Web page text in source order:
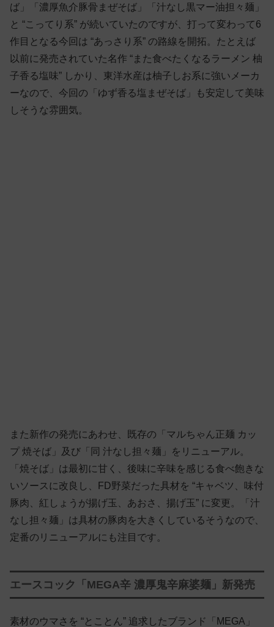
ば」「濃厚魚介豚骨まぜそば」「汁なし黒マー油担々麺」
と “こってり系” が続いていたのですが、打って変わって6
作目となる今回は “あっさり系” の路線を開拓。たとえば
以前に発売されていた名作 “また食べたくなるラーメン 柚
子香る塩味” しかり、東洋水産は柚子しお系に強いメーカ
ーなので、今回の「ゆず香る塩まぜそば」も安定して美味
しそうな雰囲気。
また新作の発売にあわせ、既存の「マルちゃん正麺 カッ
プ 焼そば」及び「同 汁なし担々麺」をリニューアル。
「焼そば」は最初に甘く、後味に辛味を感じる食べ飽きな
いソースに改良し、FD野菜だった具材を “キャベツ、味付
豚肉、紅しょうが揚げ玉、あおさ、揚げ玉” に変更。「汁
なし担々麺」は具材の豚肉を大きくしているそうなので、
定番のリニューアルにも注目です。
エースコック「MEGA辛 濃厚鬼辛麻婆麺」新発売
素材のウマさを “とことん” 追求したブランド「MEGA」